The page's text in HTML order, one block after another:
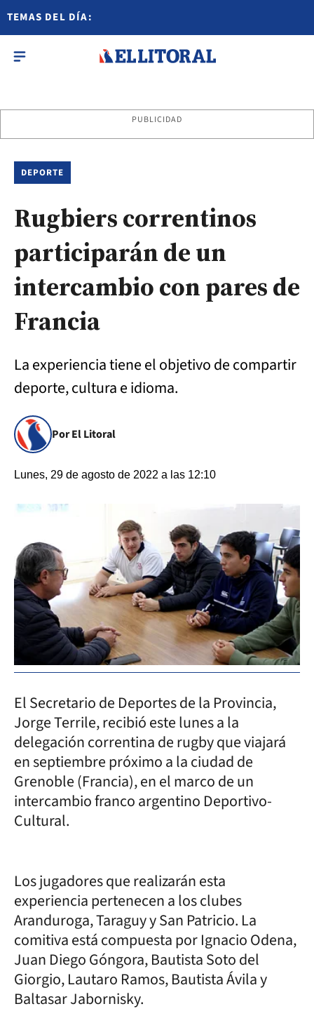
TEMAS DEL DÍA:
PUBLICIDAD
DEPORTE
Rugbiers correntinos
participarán de un
intercambio con pares de
Francia
La experiencia tiene el objetivo de compartir
deporte, cultura e idioma.
Por El Litoral
Lunes, 29 de agosto de 2022 a las 12:10
El Secretario de Deportes de la Provincia,
Jorge Terrile, recibió este lunes a la
delegación correntina de rugby que viajará
en septiembre próximo a la ciudad de
Grenoble (Francia), en el marco de un
intercambio franco argentino Deportivo-
Cultural.
Los jugadores que realizarán esta
experiencia pertenecen a los clubes
Aranduroga, Taraguy y San Patricio. La
comitiva está compuesta por Ignacio Odena,
Juan Diego Góngora, Bautista Soto del
Giorgio, Lautaro Ramos, Bautista Ávila y
Baltasar Jabornisky.